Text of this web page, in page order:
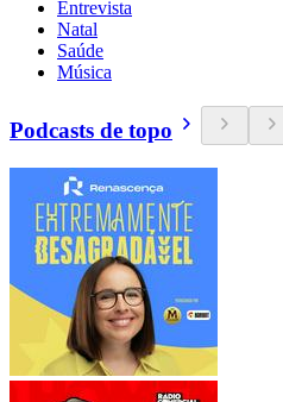
Entrevista
Natal
Saúde
Música
Podcasts de topo